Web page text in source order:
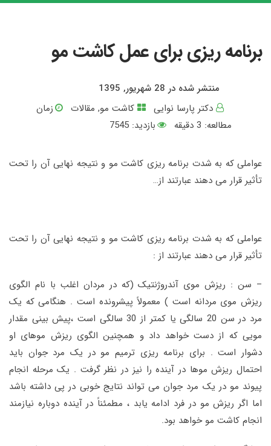
برنامه ریزی برای عمل کاشت مو
منتشر شده در 28 شهریور, 1395
دکتر پارسا نوایی
کاشت مو, مقالات
زمان
مطالعه: 3 دقیقه بازدید: 7545
عواملی که به شدت برنامه ریزی کاشت مو و نتیجه نهایی آن را تحت
تأثیر قرار می دهند عبارتند از…
عواملی که به شدت برنامه ریزی کاشت مو و نتیجه نهایی آن را تحت
تأثیر قرار می دهند عبارتند از :
– سن : ریزش موی آندروژنتیک (که در مردان اغلب با نام الگوی
ریزش موی مردانه است ) معمولاً پیشرونده است . هنگامی که یک
مرد در سن 20 سالگی یا کمتر از 30 سالگی است ،پیش بینی مقدار
مویی که از دست خواهد داد و همچنین الگوی ریزش موهای او
دشوار است . برای برنامه ریزی ترمیم مو در یک مرد جوان باید
احتمال ریزش موها در آینده را نیز در نظر گرفت . یک مرحله انجام
پیوند مو در یک مرد جوان می تواند نتایج خوبی در پی داشته باشد
اما اگر ریزش مو در فرد ادامه یابد ، مطمئناً در آینده دوباره نیازمند
انجام کاشت مو خواهد بود.